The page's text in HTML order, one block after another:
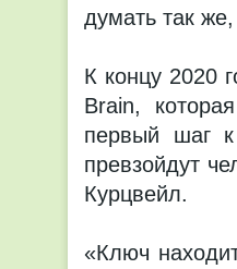
думать так
К концу 2020
Brain,
первый шаг
превзойдут
Курцвейл.
«Ключ